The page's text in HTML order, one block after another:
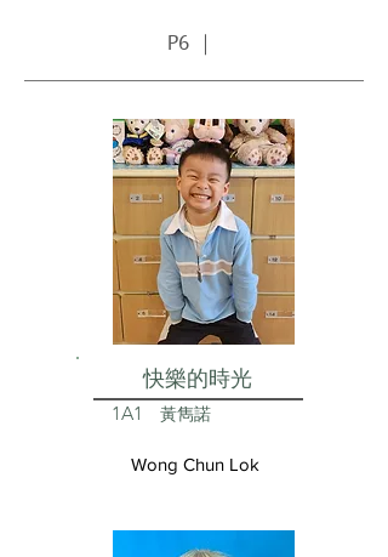
P6 ｜
快樂的時光
1A1 黃雋諾
Wong Chun Lok